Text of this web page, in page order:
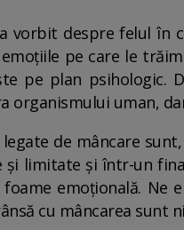
vorbit despre felul în
pe care le
pe plan psihologic.
organismului uman,
legate de mâncare
și limitate și într-un
emoțională. Ne
cu mâncarea sunt